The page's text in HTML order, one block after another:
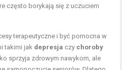
często borykają się z uczuciem
terapeutyczne i być pomocna w
takimi jak depresja czy choroby
sprzyja zdrowym nawykom, ale